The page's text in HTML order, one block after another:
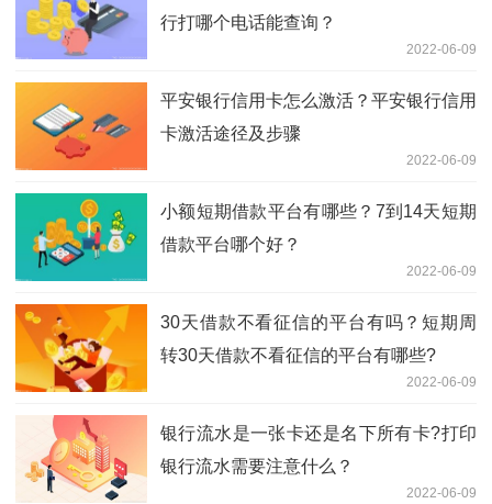
行打哪个电话能查询？
2022-06-09
平安银行信用卡怎么激活？平安银行信用
卡激活途径及步骤
2022-06-09
小额短期借款平台有哪些？7到14天短期
借款平台哪个好？
2022-06-09
30天借款不看征信的平台有吗？短期周
转30天借款不看征信的平台有哪些?
2022-06-09
银行流水是一张卡还是名下所有卡?打印
银行流水需要注意什么？
2022-06-09